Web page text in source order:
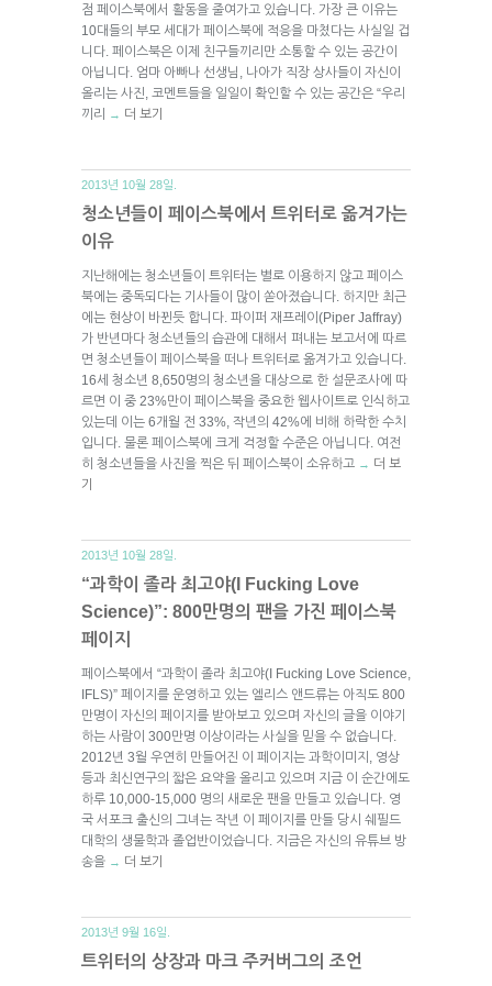
점 페이스북에서 활동을 줄여가고 있습니다. 가장 큰 이유는
10대들의 부모 세대가 페이스북에 적응을 마쳤다는 사실일 겁
니다. 페이스북은 이제 친구들끼리만 소통할 수 있는 공간이
아닙니다. 엄마 아빠나 선생님, 나아가 직장 상사들이 자신이
올리는 사진, 코멘트들을 일일이 확인할 수 있는 공간은 “우리
끼리
→ 더 보기
2013년 10월 28일.
청소년들이 페이스북에서 트위터로 옮겨가는
이유
지난해에는 청소년들이 트위터는 별로 이용하지 않고 페이스
북에는 중독되다는 기사들이 많이 쏟아졌습니다. 하지만 최근
에는 현상이 바뀐듯 합니다. 파이퍼 재프레이(Piper Jaffray)
가 반년마다 청소년들의 습관에 대해서 펴내는 보고서에 따르
면 청소년들이 페이스북을 떠나 트위터로 옮겨가고 있습니다.
16세 청소년 8,650명의 청소년을 대상으로 한 설문조사에 따
르면 이 중 23%만이 페이스북을 중요한 웹사이트로 인식하고
있는데 이는 6개월 전 33%, 작년의 42%에 비해 하락한 수치
입니다. 물론 페이스북에 크게 걱정할 수준은 아닙니다. 여전
히 청소년들을 사진을 찍은 뒤 페이스북이 소유하고 → 더 보
기
2013년 10월 28일.
“과학이 졸라 최고야(I Fucking Love
Science)”: 800만명의 팬을 가진 페이스북
페이지
페이스북에서 “과학이 졸라 최고야(I Fucking Love Science,
IFLS)” 페이지를 운영하고 있는 엘리스 앤드류는 아직도 800
만명이 자신의 페이지를 받아보고 있으며 자신의 글을 이야기
하는 사람이 300만명 이상이라는 사실을 믿을 수 없습니다.
2012년 3월 우연히 만들어진 이 페이지는 과학이미지, 영상
등과 최신연구의 짧은 요약을 올리고 있으며 지금 이 순간에도
하루 10,000-15,000 명의 새로운 팬을 만들고 있습니다. 영
국 서포크 출신의 그녀는 작년 이 페이지를 만들 당시 쉐필드
대학의 생물학과 졸업반이었습니다. 지금은 자신의 유튜브 방
송을 → 더 보기
2013년 9월 16일.
트위터의 상장과 마크 주커버그의 조언